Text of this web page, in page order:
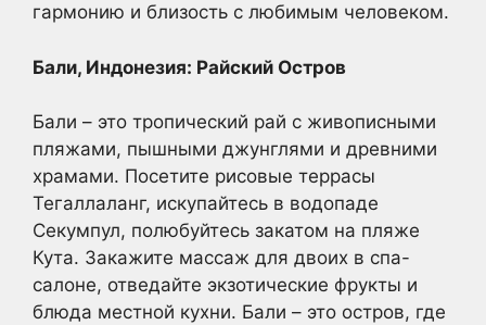
гармонию и близость с любимым человеком.
Бали, Индонезия: Райский Остров
Бали – это тропический рай с живописными
пляжами, пышными джунглями и древними
храмами. Посетите рисовые террасы
Тегаллаланг, искупайтесь в водопаде
Секумпул, полюбуйтесь закатом на пляже
Кута. Закажите массаж для двоих в спа-
салоне, отведайте экзотические фрукты и
блюда местной кухни. Бали – это остров, где